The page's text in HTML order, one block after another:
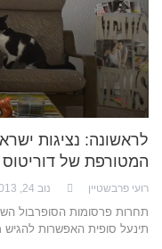
לראשונה: נציגות
המטורפת של דוריטוס
רועי פרבשטיין נוב 24, 2013
תחרות פרסומות הסופרבול
תינעל סופית האפשרות להגיש